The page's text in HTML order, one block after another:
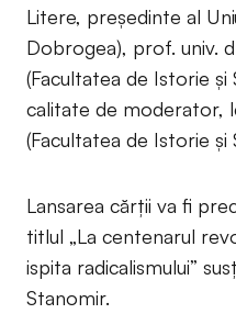
Litere, președinte al
Dobrogea), prof. univ.
(Facultatea de Istorie și
calitate de moderator,
(Facultatea de Istorie și
Lansarea cărții va fi
titlul „La centenarul
ispita radicalismului”
Stanomir.